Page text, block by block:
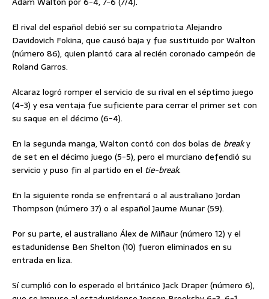
El rival del español debió ser su compatriota Alejandro
Davidovich Fokina, que causó baja y fue sustituido por Walton
(número 86), quien plantó cara al recién coronado campeón de
Roland Garros.
Alcaraz logró romper el servicio de su rival en el séptimo juego
(4-3) y esa ventaja fue suficiente para cerrar el primer set con
su saque en el décimo (6-4).
En la segunda manga, Walton contó con dos bolas de breaky
de set en el décimo juego (5-5), pero el murciano defendió su
servicio y puso fin al partido en el tie-break.
En la siguiente ronda se enfrentará o al australiano Jordan
Thompson (número 37) o al español Jaume Munar (59).
Por su parte, el australiano Álex de Miñaur (número 12) y el
estadunidense Ben Shelton (10) fueron eliminados en su
entrada en liza.
Sí cumplió con lo esperado el británico Jack Draper (número 6),